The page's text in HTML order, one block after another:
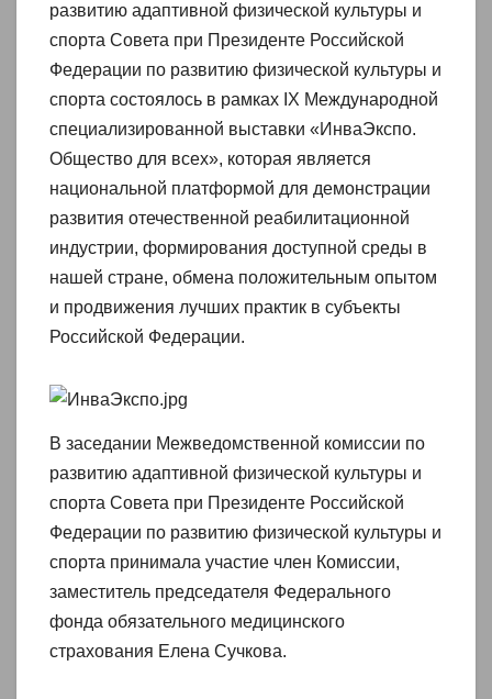
развитию адаптивной физической культуры и
спорта Совета при Президенте Российской
Федерации по развитию физической культуры и
спорта состоялось в рамках IX Международной
специализированной выставки «ИнваЭкспо.
Общество для всех», которая является
национальной платформой для демонстрации
развития отечественной реабилитационной
индустрии, формирования доступной среды в
нашей стране, обмена положительным опытом
и продвижения лучших практик в субъекты
Российской Федерации.
В заседании Межведомственной комиссии по
развитию адаптивной физической культуры и
спорта Совета при Президенте Российской
Федерации по развитию физической культуры и
спорта принимала участие член Комиссии,
заместитель председателя Федерального
фонда обязательного медицинского
страхования Елена Сучкова.